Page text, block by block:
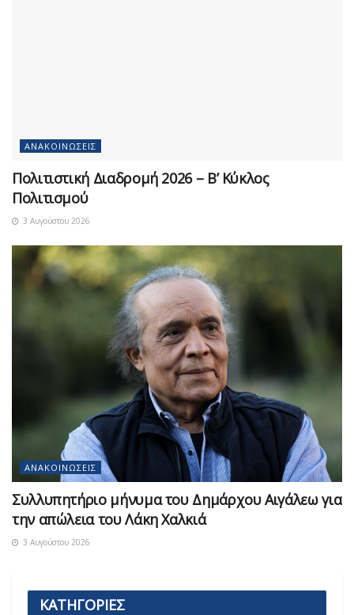
ΑΝΑΚΟΙΝΏΣΕΙΣ
Πολιτιστική Διαδρομή 2026 – Β’ Κύκλος
Πολιτισμού
3 Αυγούστου 2026
ΑΝΑΚΟΙΝΏΣΕΙΣ
Συλλυπητήριο μήνυμα του Δημάρχου Αιγάλεω για
την απώλεια του Λάκη Χαλκιά
3 Αυγούστου 2026
ΚΑΤΗΓΟΡΙΕΣ